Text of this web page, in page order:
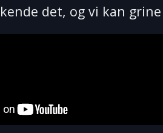
det, og vi kan